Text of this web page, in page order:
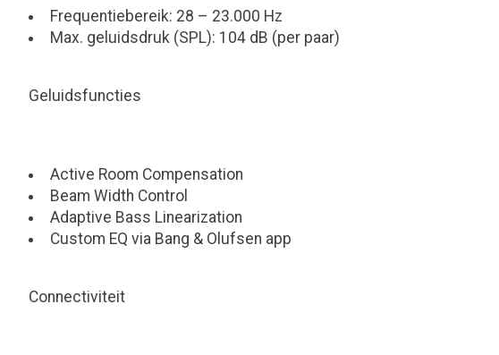
Frequentiebereik: 28 – 23.000 Hz
Max. geluidsdruk (SPL): 104 dB (per paar)
Geluidsfuncties
Active Room Compensation
Beam Width Control
Adaptive Bass Linearization
Custom EQ via Bang & Olufsen app
Connectiviteit